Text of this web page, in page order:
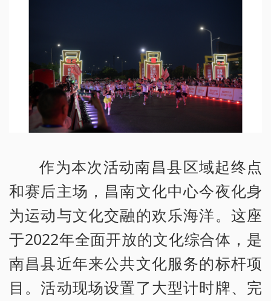
作为本次活动南昌县区域起终点
和赛后主场，昌南文化中心今夜化身
为运动与文化交融的欢乐海洋。这座
于2022年全面开放的文化综合体，是
南昌县近年来公共文化服务的标杆项
目。活动现场设置了大型计时牌、完